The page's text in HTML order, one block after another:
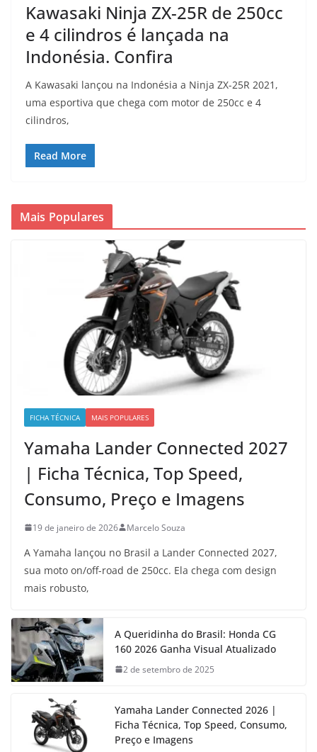
Kawasaki Ninja ZX-25R de 250cc
e 4 cilindros é lançada na
Indonésia. Confira
A Kawasaki lançou na Indonésia a Ninja ZX-25R 2021,
uma esportiva que chega com motor de 250cc e 4
cilindros,
Read More
Mais Populares
FICHA TÉCNICA MAIS POPULARES
Yamaha Lander Connected 2027
| Ficha Técnica, Top Speed,
Consumo, Preço e Imagens
19 de janeiro de 2026 Marcelo Souza
A Yamaha lançou no Brasil a Lander Connected 2027,
sua moto on/off-road de 250cc. Ela chega com design
mais robusto,
A Queridinha do Brasil: Honda CG
160 2026 Ganha Visual Atualizado
2 de setembro de 2025
Yamaha Lander Connected 2026 |
Ficha Técnica, Top Speed, Consumo,
Preço e Imagens